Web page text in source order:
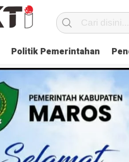
Politik Pemerintahan